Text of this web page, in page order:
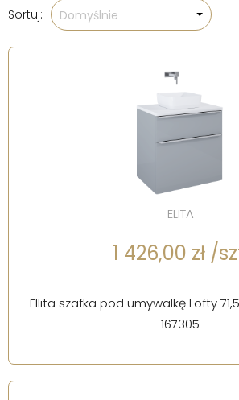
Sortuj: Domyślnie
ELITA
1 426,00 zł /
Ellita szafka pod umywalkę Lofty
167305